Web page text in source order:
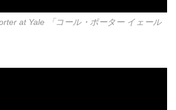
at Yale 「コール・ポーター イェール